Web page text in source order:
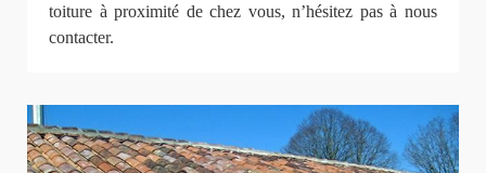
toiture à proximité de chez vous, n’hésitez pas à nous
contacter.